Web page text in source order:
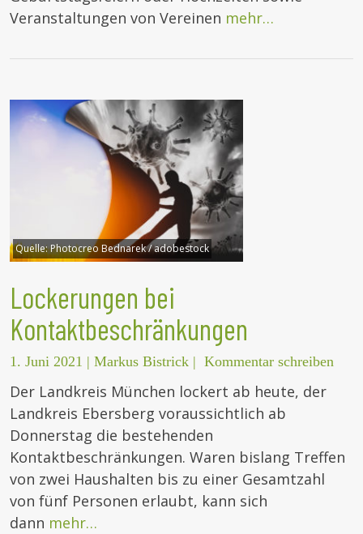
Veranstaltungen von Vereinen mehr…
Quelle:Photocreo Bednarek / adobestock
Lockerungen bei
Kontaktbeschränkungen
1. Juni 2021 | Markus Bistrick | Kommentar schreiben
Der Landkreis München lockert ab heute, der
Landkreis Ebersberg voraussichtlich ab
Donnerstag die bestehenden
Kontaktbeschränkungen. Waren bislang Treffen
von zwei Haushalten bis zu einer Gesamtzahl
von fünf Personen erlaubt, kann sich
dann mehr…